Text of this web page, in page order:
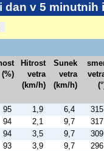
dan v5 minutnih
(%)
Hitrost
vetra
(km/h)
Sunek
vetra
(km/h)
95 1,9 6,4
315
94 2,1 9,7
317
94 3,5 9,7
309
93 3,9 9,7
296